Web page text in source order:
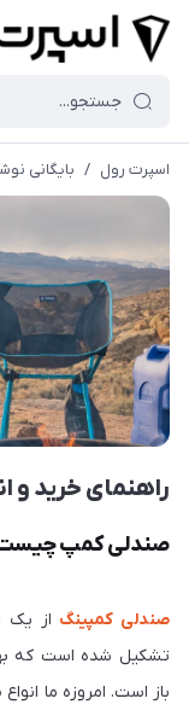
اسپرت رول / بایگانی
راهنمای خرید و
صندلی کمپ
صندلی کمپینگ از یک
تشکیل شده است که
باز است. امروزه ما